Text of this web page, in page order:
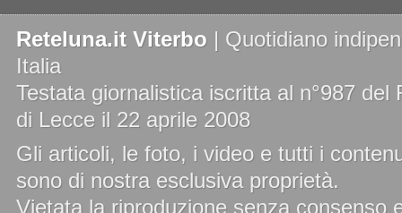
Reteluna.it Viterbo | Quotidiano
Italia
Testata giornalistica iscritta al n°987
di Lecce il 22 aprile 2008
Gli articoli, le foto, i video e tutti i
sono di nostra esclusiva proprietà.
Vietata la riproduzione senza consenso